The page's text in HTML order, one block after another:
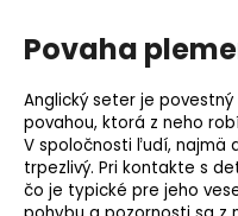
Povaha
Anglický seter je
povahou, ktorá z neho
V spoločnosti ľudí, najmä
trpezlivý. Pri kontakte s
čo je typické pre jeho